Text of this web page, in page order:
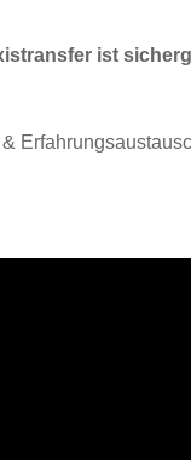
ist